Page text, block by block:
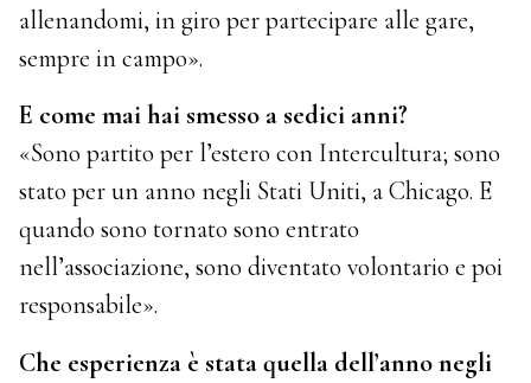
allenandomi, in giro per partecipare alle gare,
sempre in campo».
E come mai hai smesso a sedici anni?
«Sono partito per l’estero con Intercultura; sono
stato per un anno negli Stati Uniti, a Chicago. E
quando sono tornato sono entrato
nell’associazione, sono diventato volontario e poi
responsabile».
Che esperienza è stata quella dell’anno negli